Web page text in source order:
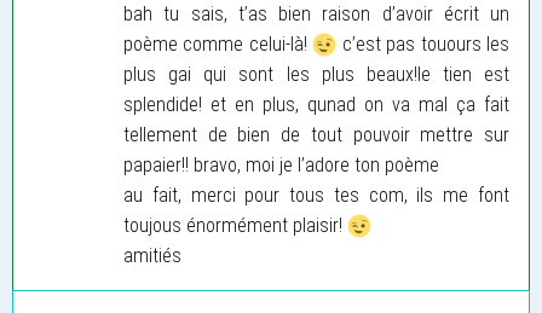
bah tu sais, t’as bien raison d’avoir écrit un
poème comme celui-là!
c’est pas touours les
plus gai qui sont les plus beaux!le tien est
splendide! et en plus, qunad on va mal ça fait
tellement de bien de tout pouvoir mettre sur
papaier!! bravo, moi je l’adore ton poème
au fait, merci pour tous tes com, ils me font
toujous énormément plaisir!
amitiés